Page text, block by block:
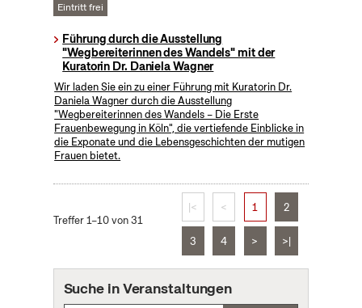
Eintritt frei
Führung durch die Ausstellung
"Wegbereiterinnen des Wandels" mit der
Kuratorin Dr. Daniela Wagner
Wir laden Sie ein zu einer Führung mit Kuratorin Dr.
Daniela Wagner durch die Ausstellung
"Wegbereiterinnen des Wandels – Die Erste
Frauenbewegung in Köln", die vertiefende Einblicke in
die Exponate und die Lebensgeschichten der mutigen
Frauen bietet.
Treffer 1–10 von 31
|< < 1 2
3 4 > >|
Suche in Veranstaltungen